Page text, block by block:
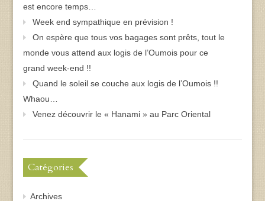
est encore temps…
Week end sympathique en prévision !
On espère que tous vos bagages sont prêts, tout le
monde vous attend aux logis de l’Oumois pour ce
grand week-end !!
Quand le soleil se couche aux logis de l’Oumois !!
Whaou…
Venez découvrir le « Hanami » au Parc Oriental
Catégories
Archives